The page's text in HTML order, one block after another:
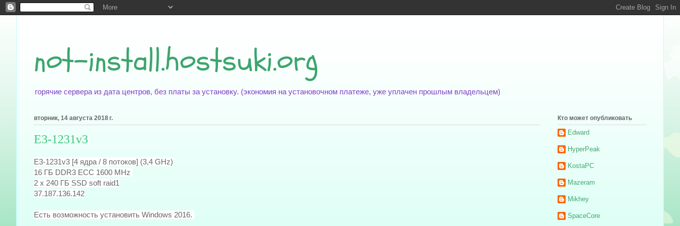
not-install.hostsuki.org
горячие сервера из дата центров, без платы за установку. (экономия на установочном платеже, уже уплачен прошлым владельцем)
вторник, 14 августа 2018 г.
E3-1231v3
E3-1231v3 [4 ядра / 8 потоков] (3,4 GHz)
16 ГБ DDR3 ECC 1600 MHz
2 x 240 ГБ SSD soft raid1
37.187.136.142
Есть возможность установить Windows 2016.
Кто может опубликовать
Edward
HyperPeak
KostaPC
Mazeram
Mikhey
SpaceCore